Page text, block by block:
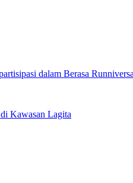
dalam Berasa
Kawasan Lagita